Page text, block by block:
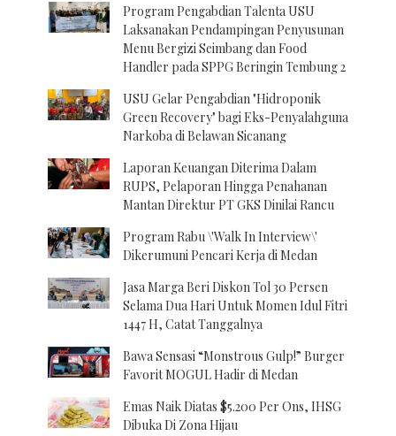
Program Pengabdian Talenta USU
Laksanakan Pendampingan Penyusunan
Menu Bergizi Seimbang dan Food
Handler pada SPPG Beringin Tembung 2
USU Gelar Pengabdian "Hidroponik
Green Recovery" bagi Eks-Penyalahguna
Narkoba di Belawan Sicanang
Laporan Keuangan Diterima Dalam
RUPS, Pelaporan Hingga Penahanan
Mantan Direktur PT GKS Dinilai Rancu
Program Rabu \'Walk In Interview\'
Dikerumuni Pencari Kerja di Medan
Jasa Marga Beri Diskon Tol 30 Persen
Selama Dua Hari Untuk Momen Idul Fitri
1447 H, Catat Tanggalnya
Bawa Sensasi “Monstrous Gulp!” Burger
Favorit MOGUL Hadir di Medan
Emas Naik Diatas $5.200 Per Ons, IHSG
Dibuka Di Zona Hijau